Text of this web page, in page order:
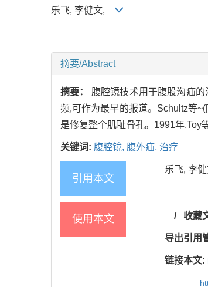
乐飞, 李健文,
摘要/Abstract
摘要： 腹腔镜技术用于腹股沟疝
频,可作为最早的报道。Schultz等
是修复整个肌耻骨孔。1991年,Toy
关键词: 腹腔镜, 腹外疝, 治疗
引用本文
乐飞, 李
使用本文 / 收藏
导出引用
链接本文: